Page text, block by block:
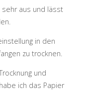
aus und lässt
in den
zu trocknen.
und
ich das Papier